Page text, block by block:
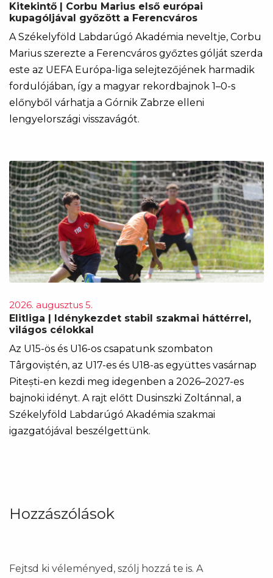
Kitekintő | Corbu Marius első európai
kupagóljával győzött a Ferencváros
A Székelyföld Labdarúgó Akadémia neveltje, Corbu
Marius szerezte a Ferencváros győztes gólját szerda
este az UEFA Európa-liga selejtezőjének harmadik
fordulójában, így a magyar rekordbajnok 1–0-s
előnyből várhatja a Górnik Zabrze elleni
lengyelországi visszavágót.
2026. augusztus 5.
Elitliga | Idénykezdet stabil szakmai háttérrel,
világos célokkal
Az U15-ös és U16-os csapatunk szombaton
Târgoviștén, az U17-es és U18-as együttes vasárnap
Pitești-en kezdi meg idegenben a 2026–2027-es
bajnoki idényt. A rajt előtt Dusinszki Zoltánnal, a
Székelyföld Labdarúgó Akadémia szakmai
igazgatójával beszélgettünk.
Hozzászólások
Fejtsd ki véleményed, szólj hozzá te is. A